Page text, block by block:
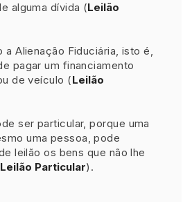
alguma dívida (Leilão
a Alienação Fiduciária, isto é,
pagar um financiamento
de veículo (Leilão
ser particular, porque uma
uma pessoa, pode
leilão os bens que não lhe
Leilão Particular).